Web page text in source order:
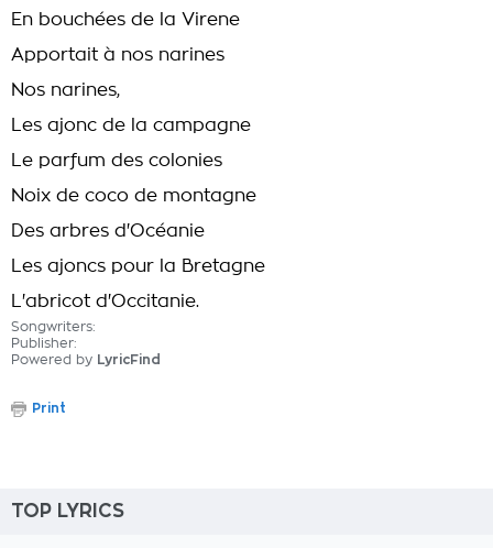
En bouchées de la Virene
Apportait à nos narines
Nos narines,
Les ajonc de la campagne
Le parfum des colonies
Noix de coco de montagne
Des arbres d'Océanie
Les ajoncs pour la Bretagne
L'abricot d'Occitanie.
Songwriters:
Publisher:
Powered by LyricFind
Print
TOP LYRICS